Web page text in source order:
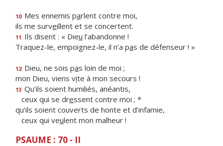
10 Mes ennemis parlent contre moi,
ils me surveillent et se concertent.
11 Ils disent : « Dieu l’abandonne !
Traquez-le, empoignez-le, il n’a pas de défenseur ! »
12 Dieu, ne sois pas loin de moi ;
mon Dieu, viens vite à mon secours !
13 Qu’ils soient humiliés, anéantis,
ceux qui se dressent contre moi ; *
qu’ils soient couverts de honte et d’infamie,
ceux qui veulent mon malheur !
PSAUME : 70 - II